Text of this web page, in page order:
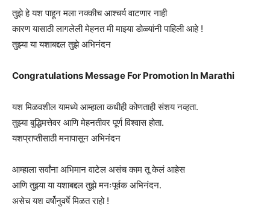
तुझे हे यश पाहून मला नक्कीच आश्चर्य वाटणार नाही
कारण यासाठी लागलेली मेहनत मी माझ्या डोळ्यांनी पाहिली आहे !
तुझ्या या यशाबद्दल तुझे अभिनंदन
Congratulations Message For Promotion In Marathi
यश मिळवशील यामध्ये आम्हाला कधीही कोणताही संशय नव्हता.
तुझ्या बुद्धिमत्तेवर आणि मेहनतीवर पूर्ण विश्वास होता.
यशप्राप्तीसाठी मनापासून अभिनंदन
आम्हाला सर्वांना अभिमान वाटेल असंच काम तू केलं आहेस
आणि तुझ्या या यशाबद्दल तुझे मनःपूर्वक अभिनंदन.
असेच यश वर्षोनुवर्षे मिळत राहो !